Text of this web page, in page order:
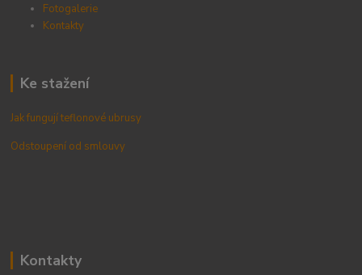
Fotogalerie
Kontakty
Ke stažení
Jak fungují teflonové ubrusy
Odstoupení od smlouvy
Kontakty